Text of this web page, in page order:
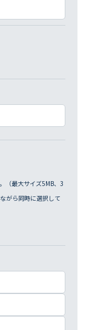
（最大サイズ5MB、3
がら同時に選択して